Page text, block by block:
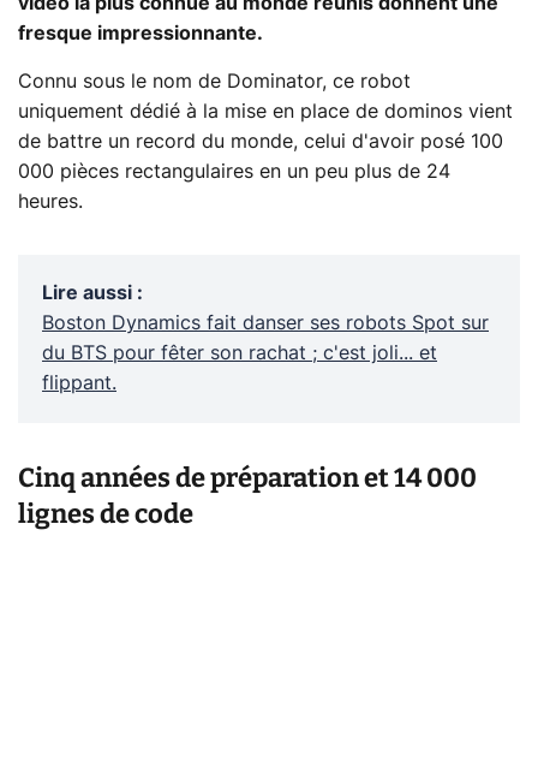
fresque impressionnante.
Connu sous le nom de Dominator, ce robot
uniquement dédié à la mise en place de dominos vient
de battre un record du monde, celui d'avoir posé 100
000 pièces rectangulaires en un peu plus de 24
heures.
Lire aussi :
Boston Dynamics fait danser ses robots Spot sur
du BTS pour fêter son rachat ; c'est joli... et
flippant.
Cinq années de préparation et 14 000
lignes de code